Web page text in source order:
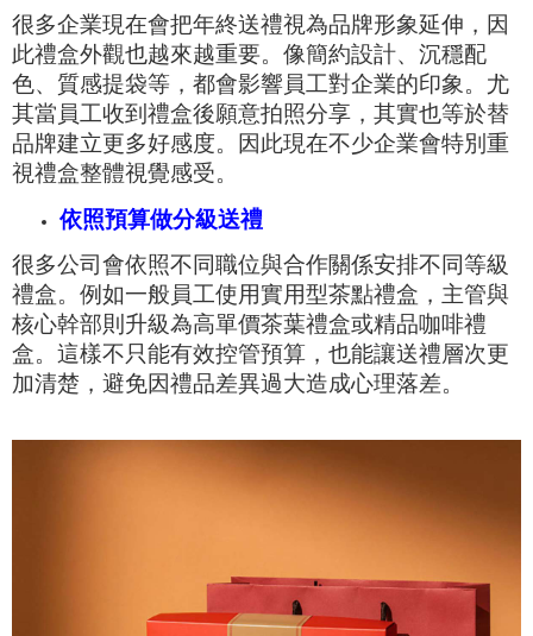
很多企業現在會把年終送禮視為品牌形象延伸，因
此禮盒外觀也越來越重要。像簡約設計、沉穩配
色、質感提袋等，都會影響員工對企業的印象。尤
其當員工收到禮盒後願意拍照分享，其實也等於替
品牌建立更多好感度。因此現在不少企業會特別重
視禮盒整體視覺感受。
依照預算做分級送禮
很多公司會依照不同職位與合作關係安排不同等級
禮盒。例如一般員工使用實用型茶點禮盒，主管與
核心幹部則升級為高單價茶葉禮盒或精品咖啡禮
盒。這樣不只能有效控管預算，也能讓送禮層次更
加清楚，避免因禮品差異過大造成心理落差。